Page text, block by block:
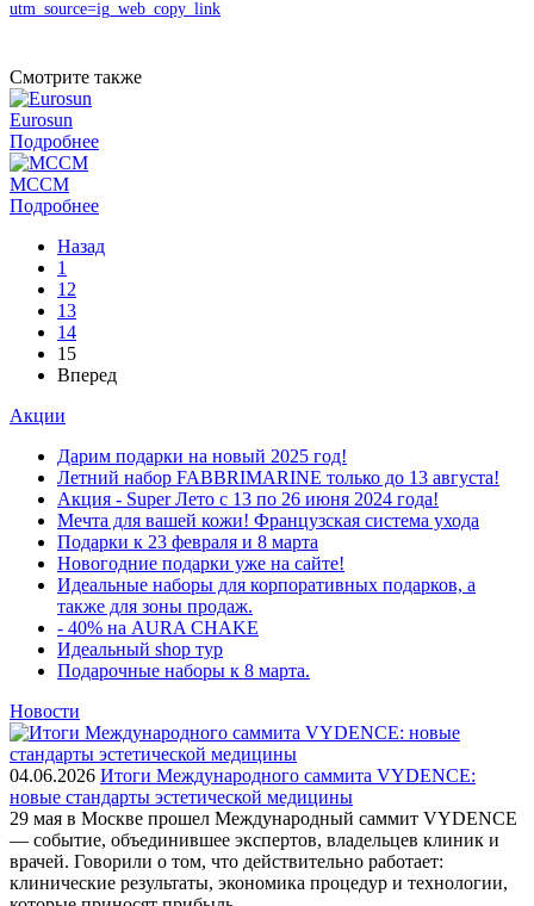
utm_source=ig_web_copy_link
Смотрите также
Eurosun
Подробнее
MCCM
Подробнее
Назад
1
12
13
14
15
Вперед
Акции
Дарим подарки на новый 2025 год!
Летний набор FABBRIMARINE только до 13 августа!
Акция - Super Лето с 13 по 26 июня 2024 года!
Мечта для вашей кожи! Французская система ухода
Подарки к 23 февраля и 8 марта
Новогодние подарки уже на сайте!
Идеальные наборы для корпоративных подарков, а
также для зоны продаж.
- 40% на AURA CHAKE
Идеальный shop тур
Подарочные наборы к 8 марта.
Новости
04.06.2026 Итоги Международного саммита VYDENCE:
новые стандарты эстетической медицины
29 мая в Москве прошел Международный саммит VYDENCE
— событие, объединившее экспертов, владельцев клиник и
врачей. Говорили о том, что действительно работает:
клинические результаты, экономика процедур и технологии,